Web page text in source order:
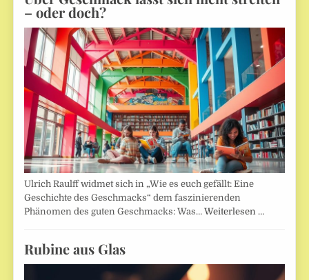
– oder doch?
Ulrich Raulff widmet sich in „Wie es euch gefällt: Eine
Geschichte des Geschmacks“ dem faszinierenden
Phänomen des guten Geschmacks: Was…Weiterlesen …
Rubine aus Glas